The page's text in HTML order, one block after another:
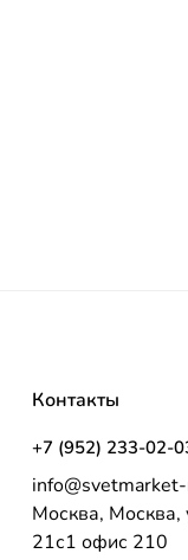
Контакты
+7 (952) 233-02-
Москва, Москва,
21с1 офис 210